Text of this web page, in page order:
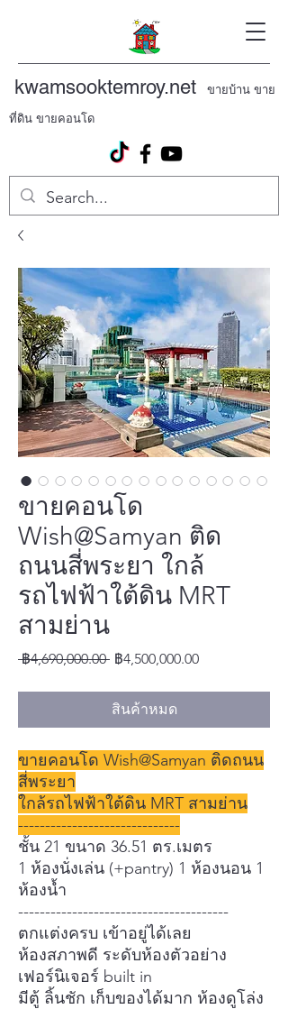
kwamsooktemroy.net ขายบ้าน ขาย
ที่ดิน ขายคอนโด
ขายคอนโด
Wish@Samyan ติด
ถนนสี่พระยา ใกล้
รถไฟฟ้าใต้ดิน MRT
สามย่าน
฿4,690,000.00 ราคา
฿4,500,000.00ราคา
สินค้าหมด
ขายคอนโด Wish@Samyan ติดถนน
สี่พระยา
ใกล้รถไฟฟ้าใต้ดิน MRT สามย่าน
------------------------------
ชั้น 21 ขนาด 36.51 ตร.เมตร
1 ห้องนั่งเล่น (+pantry) 1 ห้องนอน 1
ห้องน้ำ
---------------------------------------
ตกแต่งครบ เข้าอยู่ได้เลย
ห้องสภาพดี ระดับห้องตัวอย่าง
เฟอร์นิเจอร์ built in
มีตู้ ลิ้นชัก เก็บของได้มาก ห้องดูโล่ง